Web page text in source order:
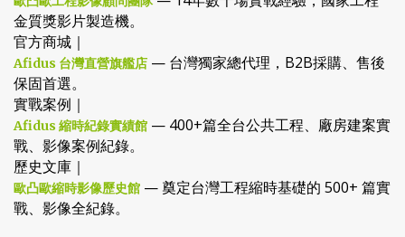
金質獎影片製造機。
官方商城｜
Afidus 台灣直營旗艦店 — 台灣獨家總代理，B2B採購、售後
保固首選。
實戰案例｜
Afidus 縮時紀錄實績館 — 400+篇全台公共工程、廠房建案實
戰、影像案例紀錄。
歷史文庫｜
歐凸歐縮時影像歷史館 — 奠定台灣工程縮時基礎的 500+ 篇實
戰、影像全紀錄。